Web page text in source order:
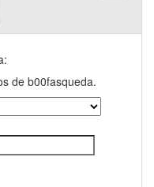
de b00fasqueda.